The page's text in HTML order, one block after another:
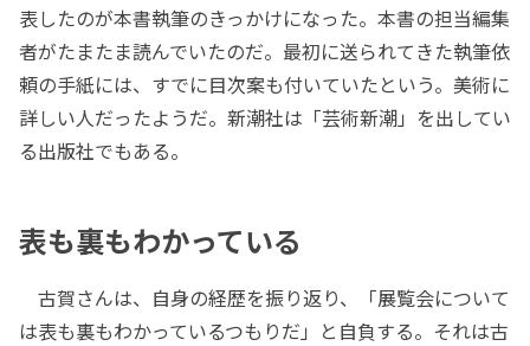
表したのが本書執筆のきっかけになった。本書の担当編集
者がたまたま読んでいたのだ。最初に送られてきた執筆依
頼の手紙には、すでに目次案も付いていたという。美術に
詳しい人だったようだ。新潮社は「芸術新潮」を出してい
る出版社でもある。
表も裏もわかっている
古賀さんは、自身の経歴を振り返り、「展覧会について
は表も裏もわかっているつもりだ」と自負する。それは古